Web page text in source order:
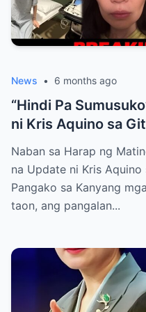
News • 6 months ago
“Hindi Pa
ni Kris Aquino sa
Naban sa Harap ng
na Update ni Kris Aquino
Pangako sa Kanyang
taon, ang pangalan...